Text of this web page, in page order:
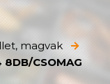
magvak
8DB/CSOMAG